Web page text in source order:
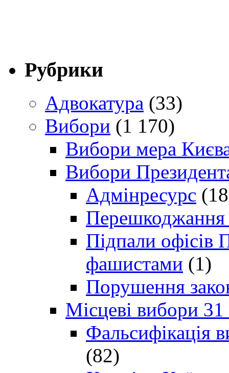
Рубрики
Адвокатура (33)
Вибори (1 170)
Вибори мера
Вибори
Адмінресурс
Перешкоджання
Підпали офісів
фашистами (1)
Порушення
Місцеві вибори
Фальсифікація
(82)